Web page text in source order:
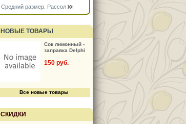
Средний размер. Рассол
НОВЫЕ ТОВАРЫ
Сок лимонный -
заправка Delphi
150 руб.
Все новые товары
СКИДКИ